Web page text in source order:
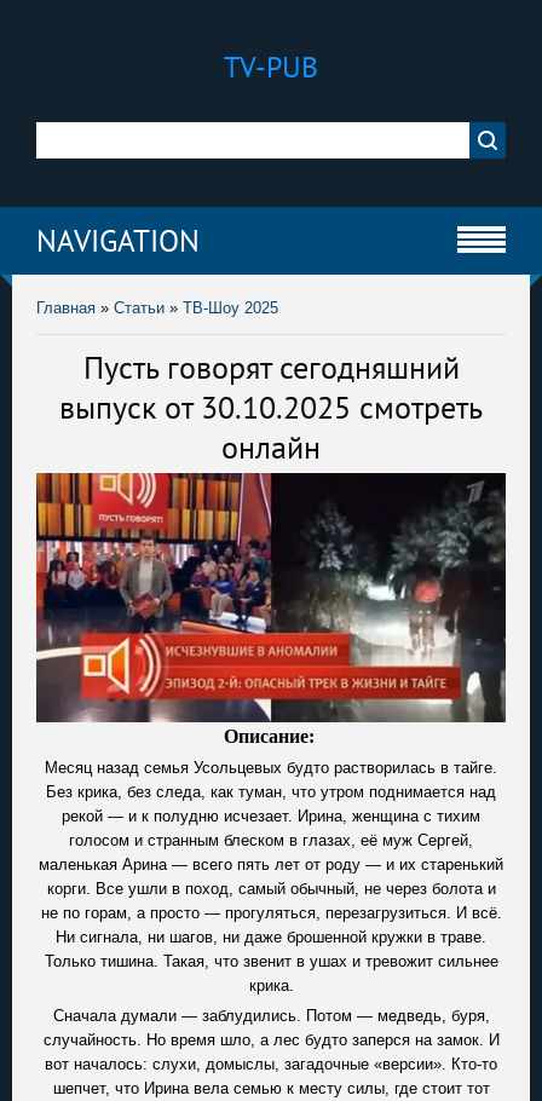
TV-PUB
NAVIGATION
Главная » Статьи » ТВ-Шоу 2025
Пусть говорят сегодняшний
выпуск от 30.10.2025 смотреть
онлайн
Описание:
Месяц назад семья Усольцевых будто растворилась в тайге.
Без крика, без следа, как туман, что утром поднимается над
рекой — и к полудню исчезает. Ирина, женщина с тихим
голосом и странным блеском в глазах, её муж Сергей,
маленькая Арина — всего пять лет от роду — и их старенький
корги. Все ушли в поход, самый обычный, не через болота и
не по горам, а просто — прогуляться, перезагрузиться. И всё.
Ни сигнала, ни шагов, ни даже брошенной кружки в траве.
Только тишина. Такая, что звенит в ушах и тревожит сильнее
крика.
Сначала думали — заблудились. Потом — медведь, буря,
случайность. Но время шло, а лес будто заперся на замок. И
вот началось: слухи, домыслы, загадочные «версии». Кто-то
шепчет, что Ирина вела семью к месту силы, где стоит тот